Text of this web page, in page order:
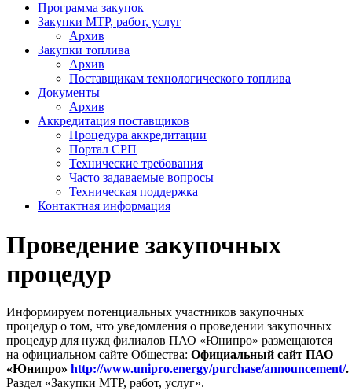
Программа закупок
Закупки МТР, работ, услуг
Архив
Закупки топлива
Архив
Поставщикам технологического топлива
Документы
Архив
Аккредитация поставщиков
Процедура аккредитации
Портал СРП
Технические требования
Часто задаваемые вопросы
Техническая поддержка
Контактная информация
Проведение закупочных
процедур
Информируем потенциальных участников закупочных
процедур о том, что уведомления о проведении закупочных
процедур для нужд филиалов ПАО «Юнипро» размещаются
на официальном сайте Общества: Официальный сайт ПАО
«Юнипро» http://www.unipro.energy/purchase/announcement/.
Раздел «Закупки МТР, работ, услуг».